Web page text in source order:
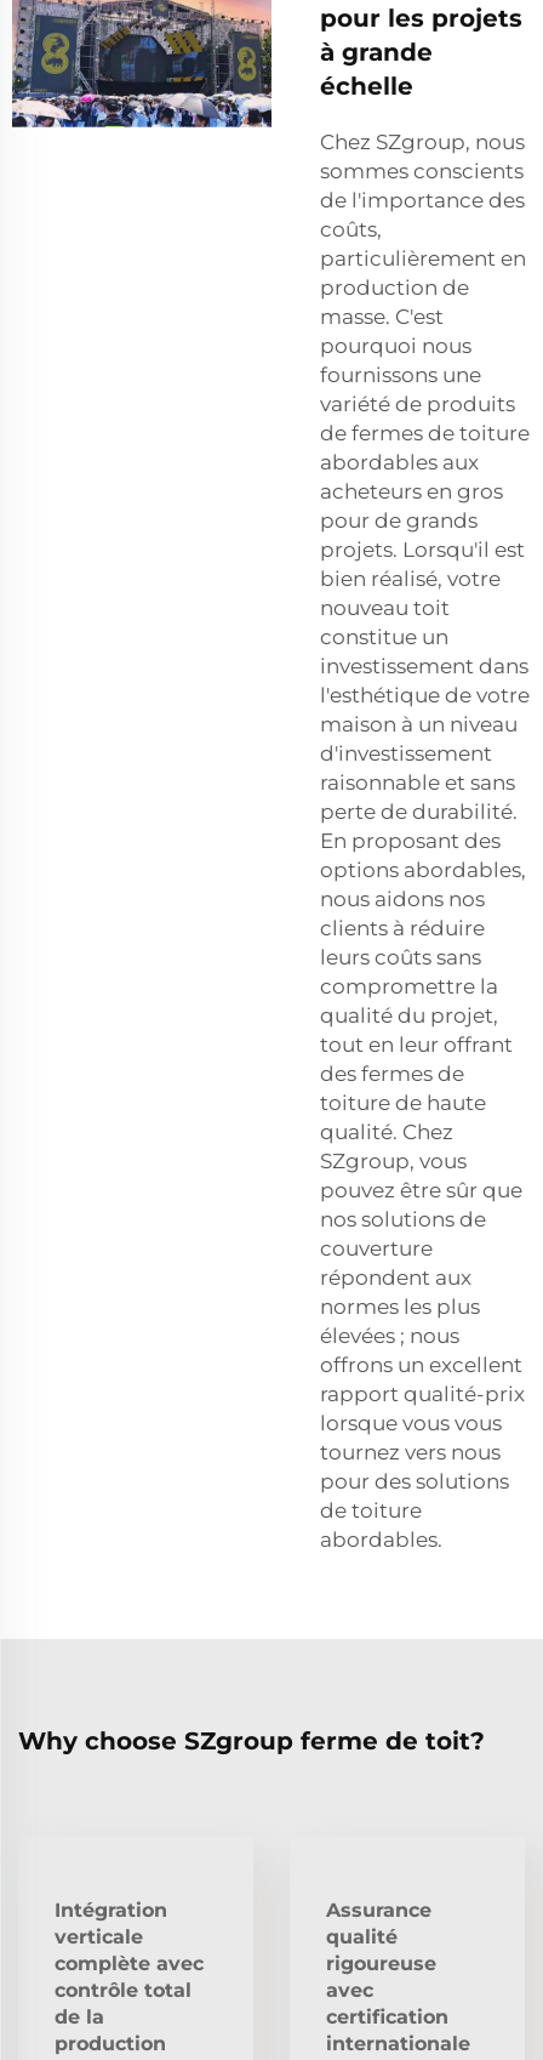
pour les projets
à grande
échelle
Chez SZgroup, nous
sommes conscients
de l'importance des
coûts,
particulièrement en
production de
masse. C'est
pourquoi nous
fournissons une
variété de produits
de fermes de toiture
abordables aux
acheteurs en gros
pour de grands
projets. Lorsqu'il est
bien réalisé, votre
nouveau toit
constitue un
investissement dans
l'esthétique de votre
maison à un niveau
d'investissement
raisonnable et sans
perte de durabilité.
En proposant des
options abordables,
nous aidons nos
clients à réduire
leurs coûts sans
compromettre la
qualité du projet,
tout en leur offrant
des fermes de
toiture de haute
qualité. Chez
SZgroup, vous
pouvez être sûr que
nos solutions de
couverture
répondent aux
normes les plus
élevées ; nous
offrons un excellent
rapport qualité-prix
lorsque vous vous
tournez vers nous
pour des solutions
de toiture
abordables.
Why choose SZgroup ferme de toit?
Intégration
verticale
complète avec
contrôle total
de la
production
Assurance
qualité
rigoureuse
avec
certification
internationale